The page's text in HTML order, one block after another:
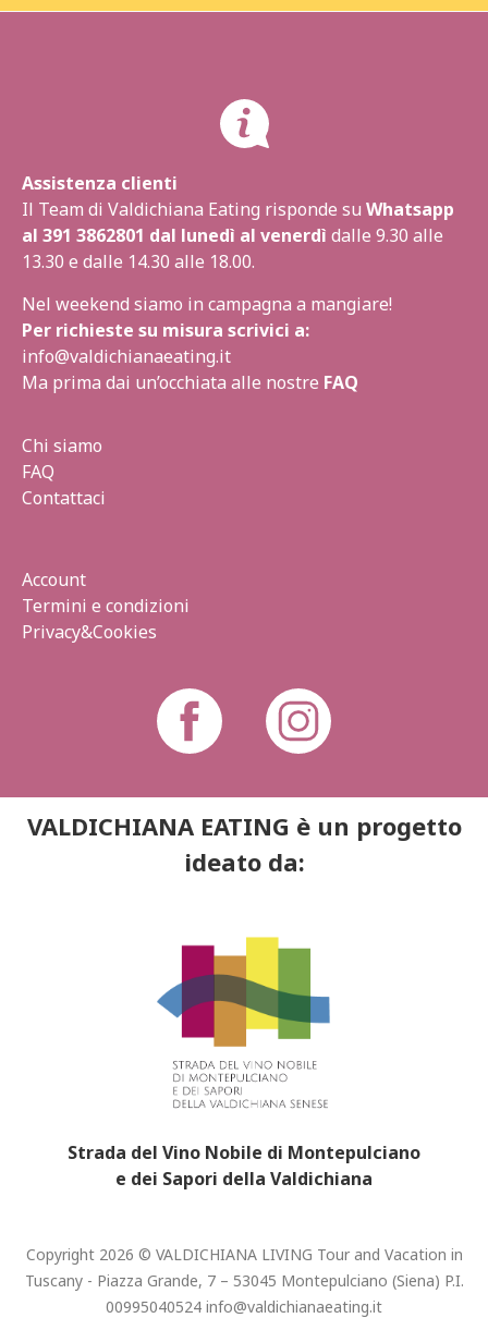
Assistenza clienti
Il Team di Valdichiana Eating risponde su Whatsapp
al 391 3862801 dal lunedì al venerdì dalle 9.30 alle
13.30 e dalle 14.30 alle 18.00.
Nel weekend siamo in campagna a mangiare!
Per richieste su misura scrivici a:
info@valdichianaeating.it
Ma prima dai un’occhiata alle nostre FAQ
Chi siamo
FAQ
Contattaci
Account
Termini e condizioni
Privacy&Cookies
VALDICHIANA EATING è un progetto
ideato da:
Strada del Vino Nobile di Montepulciano
e dei Sapori della Valdichiana
Copyright 2026 © VALDICHIANA LIVING Tour and Vacation in
Tuscany - Piazza Grande, 7 – 53045 Montepulciano (Siena) P.I.
00995040524 info@valdichianaeating.it